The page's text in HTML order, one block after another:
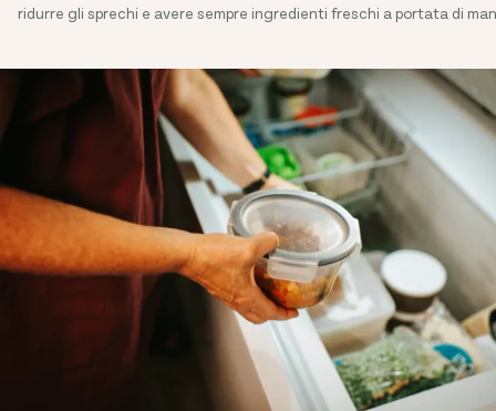
ridurre gli sprechi e avere sempre ingredienti freschi a portata di